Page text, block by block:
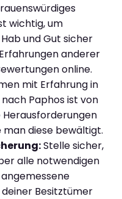
wichtig, um
und Gut sicher
anderer
online.
mit Erfahrung in
Paphos ist von
Herausforderungen
diese bewältigt.
Stelle sicher,
alle notwendigen
Besitztümer